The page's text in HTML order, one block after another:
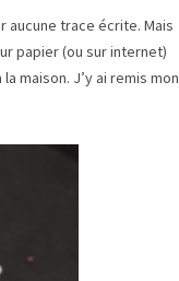
trace écrite. Mais
papier (ou sur internet)
maison. J’y ai remis mon